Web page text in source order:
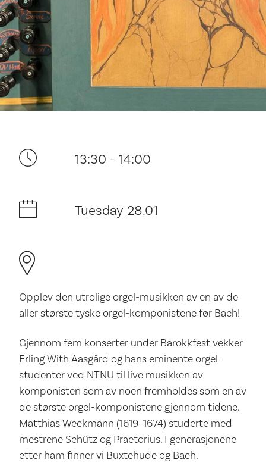
Your visit
The music in the Cathedral
History and architecture
13:30 - 14:00
Tuesday 28.01
Opplev den utrolige orgel-musikken av en av de
aller største tyske orgel-komponistene før Bach!
Gjennom fem konserter under Barokkfest vekker
Erling With Aasgård og hans eminente orgel-
studenter ved NTNU til live musikken av
komponisten som av noen fremholdes som en av
de største orgel-komponistene gjennom tidene.
Matthias Weckmann (1619–1674) studerte med
mestrene Schütz og Praetorius. I generasjonene
etter ham finner vi Buxtehude og Bach.